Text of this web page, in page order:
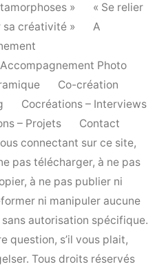
»
« Se relier
créativité »
A
Accompagnement Photo
Co-création
Cocréations – Interviews
– Projets
Contact
connectant sur ce site,
pas télécharger, à ne pas
à ne pas publier ni
ni manipuler aucune
autorisation spécifique.
question, s’il vous plait,
Tous droits réservés